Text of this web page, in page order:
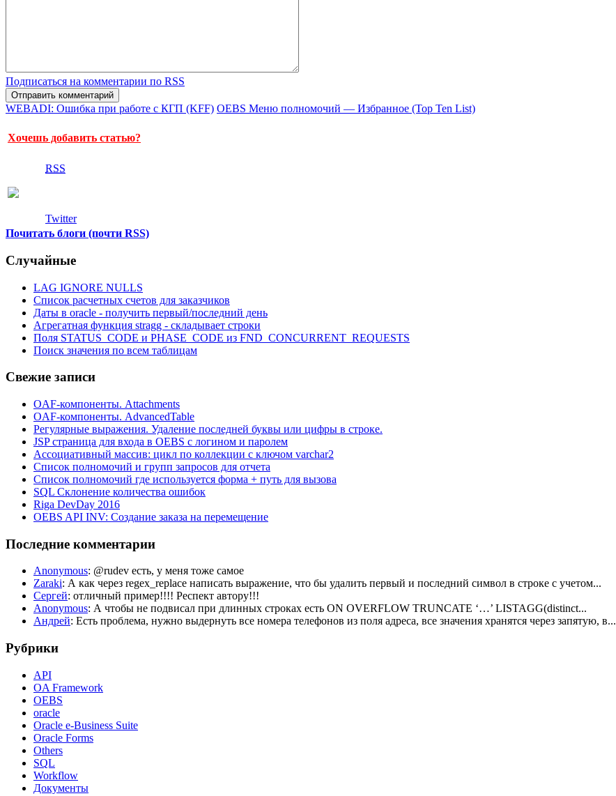
Подписаться на комментарии по RSS
WEBADI: Ошибка при работе с КГП (KFF) OEBS Меню полномочий — Избранное (Top Ten List)
Хочешь добавить статью?
RSS
Twitter
Почитать блоги (почти RSS)
Случайные
LAG IGNORE NULLS
Список расчетных счетов для заказчиков
Даты в oracle - получить первый/последний день
Агрегатная функция stragg - складывает строки
Поля STATUS_CODE и PHASE_CODE из FND_CONCURRENT_REQUESTS
Поиск значения по всем таблицам
Свежие записи
OAF-компоненты. Attachments
OAF-компоненты. AdvancedTable
Регулярные выражения. Удаление последней буквы или цифры в строке.
JSP страница для входа в OEBS с логином и паролем
Ассоциативный массив: цикл по коллекции с ключом varchar2
Список полномочий и групп запросов для отчета
Список полномочий где используется форма + путь для вызова
SQL Склонение количества ошибок
Riga DevDay 2016
OEBS API INV: Создание заказа на перемещение
Последние комментарии
Anonymous: @rudev есть, у меня тоже самое
Zaraki: А как через regex_replace написать выражение, что бы удалить первый и последний символ в строке с учетом...
Сергей: отличный пример!!!! Респект автору!!!
Anonymous: А чтобы не подвисал при длинных строках есть ON OVERFLOW TRUNCATE ‘…’ LISTAGG(distinct...
Андрей: Есть проблема, нужно выдернуть все номера телефонов из поля адреса, все значения хранятся через запятую, в...
Рубрики
API
OA Framework
OEBS
oracle
Oracle e-Business Suite
Oracle Forms
Others
SQL
Workflow
Документы